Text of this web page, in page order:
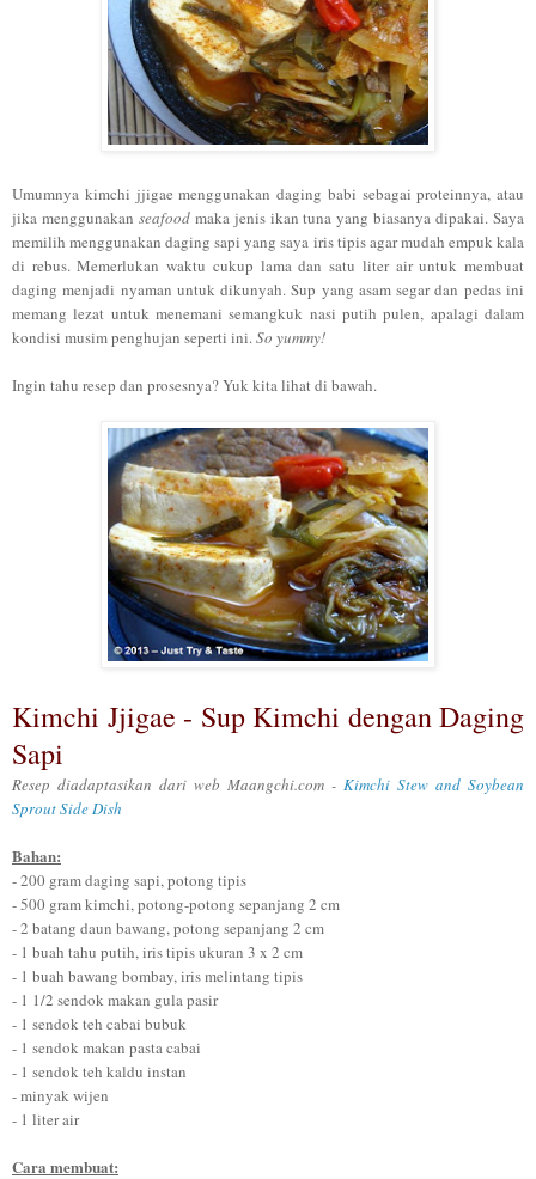
Umumnya kimchi jjigae menggunakan daging babi sebagai proteinnya, atau
jika menggunakan seafood maka jenis ikan tuna yang biasanya dipakai.Saya
memilih menggunakan daging sapi yang saya iris tipis agar mudah empuk kala
di rebus.Memerlukan waktu cukup lama dansatu liter air untuk membuat
daging menjadi nyaman untuk dikunyah. Sup yang asam segar dan pedas ini
memang lezat untuk menemani semangkuk nasi putih pulen, apalagi dalam
kondisi musim penghujan seperti ini. So yummy!
Ingin tahu resep dan prosesnya? Yuk kita lihat di bawah.
Kimchi Jjigae - Sup Kimchi dengan Daging
Sapi
Resep diadaptasikan dari web Maangchi.com - Kimchi Stew and Soybean
Sprout Side Dish
Bahan:
- 200 gram daging sapi, potong tipis
- 500 gramkimchi, potong-potong sepanjang 2 cm
-2 batang daun bawang, potong sepanjang 2 cm
- 1 buah tahu putih, iris tipis ukuran 3 x 2 cm
- 1 buah bawang bombay, iris melintang tipis
- 1 1/2 sendok makan gula pasir
- 1 sendok teh cabai bubuk
- 1 sendok makan pasta cabai
- 1 sendok teh kaldu instan
- minyak wijen
- 1 liter air
Cara membuat: